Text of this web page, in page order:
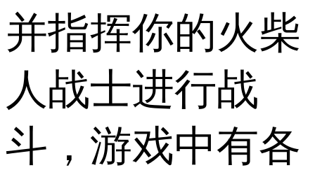
并指挥你的火柴
人战士进行战
斗，游戏中有各